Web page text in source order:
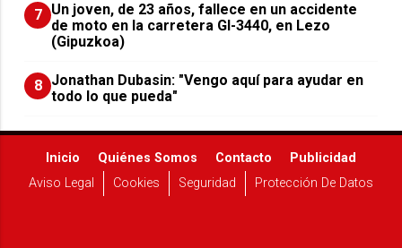
7 Un joven, de 23 años, fallece en un accidente
de moto en la carretera GI-3440, en Lezo
(Gipuzkoa)
8 Jonathan Dubasin: "Vengo aquí para ayudar en
todo lo que pueda"
Inicio Quiénes Somos Contacto
Publicidad
Aviso Legal
Cookies Seguridad Protección De Datos